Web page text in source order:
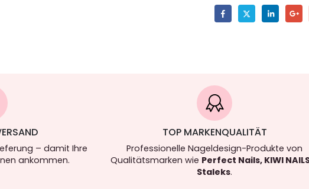
– damit Ihre
ankommen.
TOP MARKENQUALITÄT
Professionelle Nageldesign-Produkte von
Qualitätsmarken wie Perfect Nails, KIWI
Staleks.